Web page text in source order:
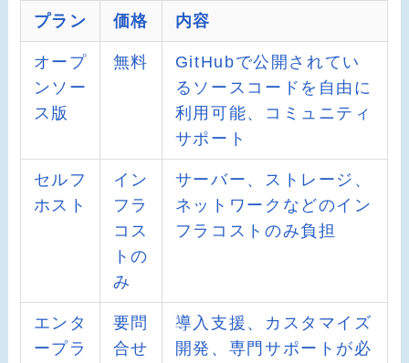
プラン 価格 内容
オープ
ンソー
ス版
無料
GitHubで公開されてい
るソースコードを自由に
利用可能、コミュニティ
サポート
セルフ
ホスト
イン
フラ
コス
トの
み
サーバー、ストレージ、
ネットワークなどのイン
フラコストのみ負担
エンタ
ープラ
要問
合せ
導入支援、カスタマイズ
開発、専門サポートが必